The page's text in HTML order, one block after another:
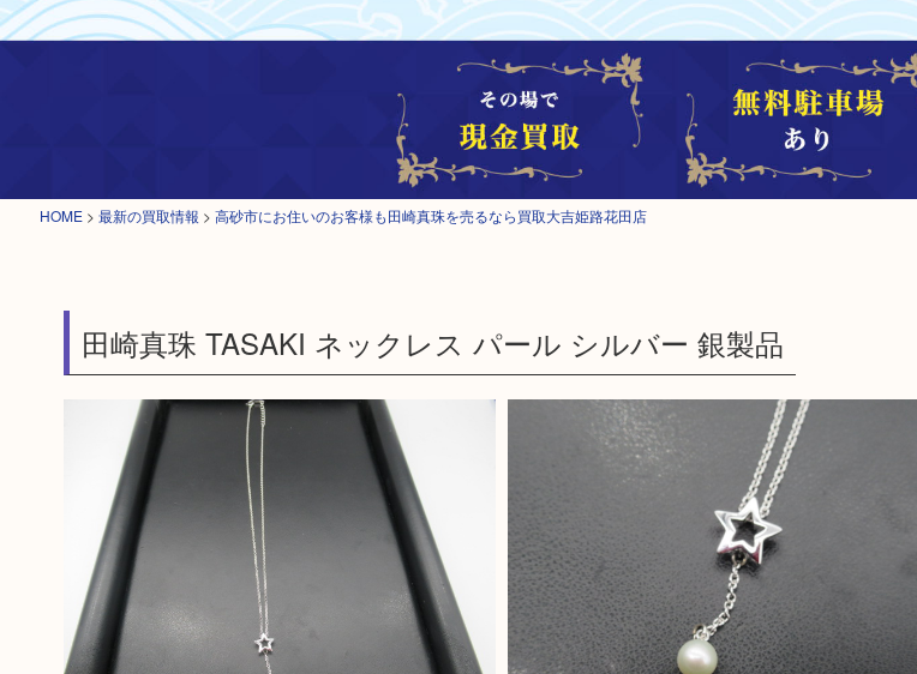
HOME > 最新の買取情報 > 高砂市にお住いのお客様も田崎真珠を売るなら買取大吉姫路花田店
田崎真珠 TASAKI ネックレス パール シルバー 銀製品